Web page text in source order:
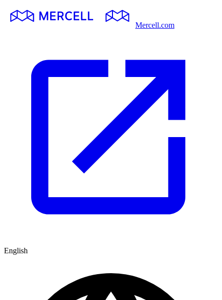
Mercell.com
English